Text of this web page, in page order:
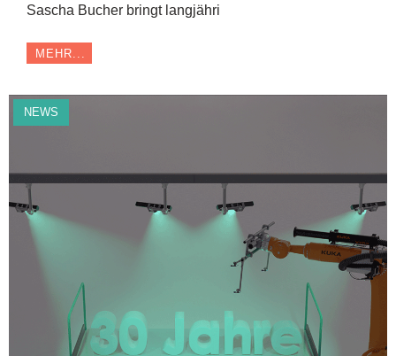
Sascha Bucher bringt langjähri
MEHR...
NEWS